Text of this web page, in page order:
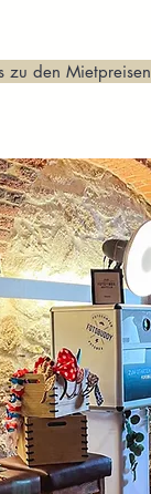
zu den Mietpreisen